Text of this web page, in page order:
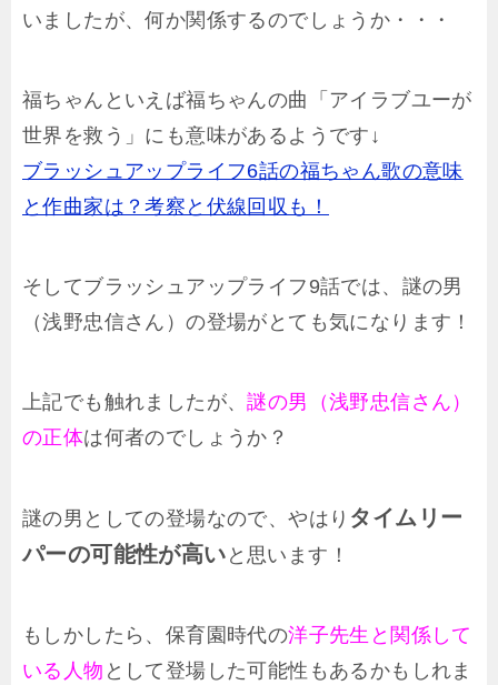
いましたが、何か関係するのでしょうか・・・
福ちゃんといえば福ちゃんの曲「アイラブユーが
世界を救う」にも意味があるようです↓
ブラッシュアップライフ6話の福ちゃん歌の意味
と作曲家は？考察と伏線回収も！
そしてブラッシュアップライフ9話では、謎の男
（浅野忠信さん）の登場がとても気になります！
上記でも触れましたが、謎の男（浅野忠信さん）
の正体は何者のでしょうか？
謎の男としての登場なので、やはり タイムリー
パーの可能性が高い と思います！
もしかしたら、保育園時代の洋子先生と関係して
いる人物 として登場した可能性もあるかもしれま